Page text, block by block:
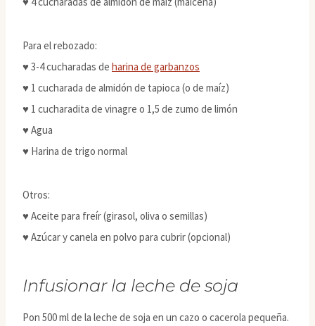
Para el rebozado:
♥ 3-4 cucharadas de harina de garbanzos
♥ 1 cucharada de almidón de tapioca (o de maíz)
♥ 1 cucharadita de vinagre o 1,5 de zumo de limón
♥ Agua
♥ Harina de trigo normal
Otros:
♥ Aceite para freír (girasol, oliva o semillas)
♥ Azúcar y canela en polvo para cubrir (opcional)
Infusionar la leche de soja
Pon 500 ml de la leche de soja en un cazo o cacerola pequeña.